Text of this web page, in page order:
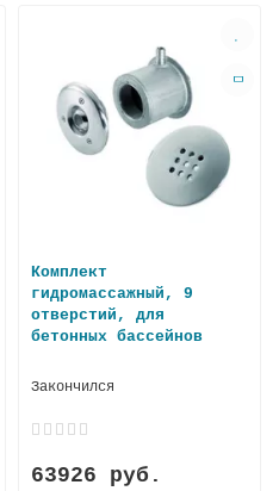
Комплект
гидромассажный, 9
отверстий, для
бетонных бассейнов
Закончился
63926 руб.